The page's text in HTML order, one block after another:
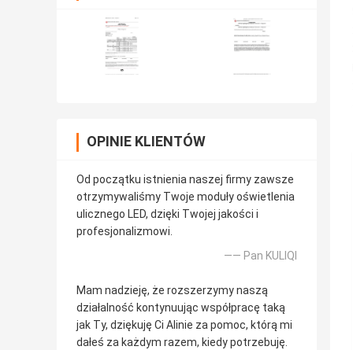
OPINIE KLIENTÓW
Od początku istnienia naszej firmy zawsze
otrzymywaliśmy Twoje moduły oświetlenia
ulicznego LED, dzięki Twojej jakości i
profesjonalizmowi.
—— Pan KULIQI
Mam nadzieję, że rozszerzymy naszą
działalność kontynuując współpracę taką
jak Ty, dziękuję Ci Alinie za pomoc, którą mi
dałeś za każdym razem, kiedy potrzebuję.